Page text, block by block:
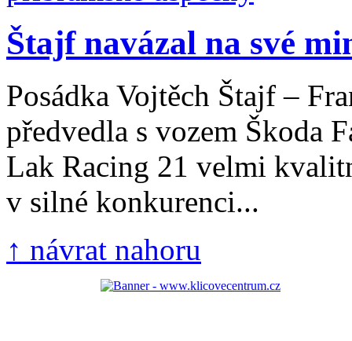
Štajf navázal na své
Posádka Vojtěch Štajf –
předvedla s vozem Škoda
Lak Racing 21 velmi
v silné konkurenci...
↑ návrat nahoru